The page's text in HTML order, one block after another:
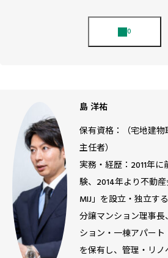
島 洋祐
保有資格：（宅地建
主任者）
実務・経歴：2011年
験、2014年より不動
MIJ」を設立・独立す
分譲マンション理事
ション・一棟アパー
を保有し、管理・リ